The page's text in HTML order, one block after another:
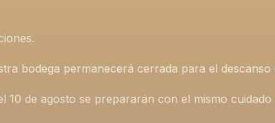
bodega permanecerá cerrada para el descanso
10 de agosto se prepararán con el mismo